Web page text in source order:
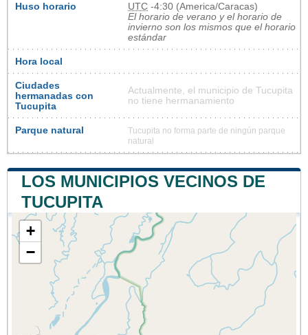
Huso horario UTC -4:30 (America/Caracas)
El horario de verano y el horario de
invierno son los mismos que el horario
estándar
Hora local
Ciudades
hermanadas con
Tucupita
Actualmente, el municipio de Tucupita
no tiene hermanamiento
Parque natural
Tucupita no forma parte de ningún parque
natural
LOS MUNICIPIOS VECINOS DE
TUCUPITA
+
−